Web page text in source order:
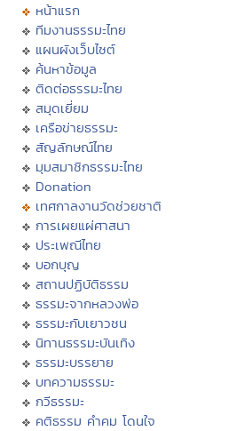
หน้าแรก
ทีมงานธรรมะไทย
แผนผังเว็บไซต์
ค้นหาข้อมูล
ติดต่อธรรมะไทย
สมุดเยี่ยม
เครือข่ายธรรมะ
สัญลักษณ์ไทย
มุมสมาชิกธรรมะไทย
Donation
เทศกาลงานวัดช่วยชาติ
การเผยแผ่ศาสนา
ประเพณีไทย
บอกบุญ
สถานปฏิบัติธรรม
ธรรมะจากหลวงพ่อ
ธรรมะกับเยาวชน
นิทานธรรมะบันเทิง
ธรรมะบรรยาย
บทความธรรมะ
กวีธรรมะ
คติธรรม คำคม โดนใจ